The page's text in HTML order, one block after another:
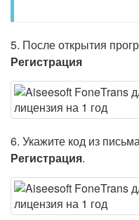
5. После открытия
Регистрация
6. Укажите код из
Регистрация.